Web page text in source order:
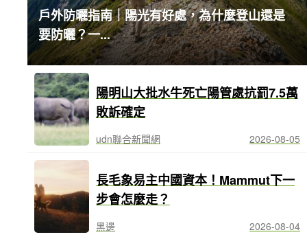
戶外防曬指南｜陽光有好處，為什麼登山還是
要防曬？一...
陽明山大批水牛死亡陽管處抗罰7.5萬
敗訴確定
udn聯合新聞網 2026-08-05
長毛象易主中國資本！Mammut下一
步會怎麼走？
黑邊 2026-08-04